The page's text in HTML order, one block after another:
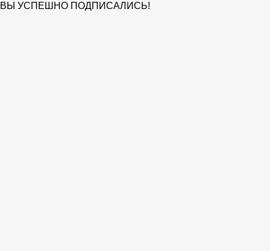
ВЫ УСПЕШНО ПОДПИСАЛИСЬ!